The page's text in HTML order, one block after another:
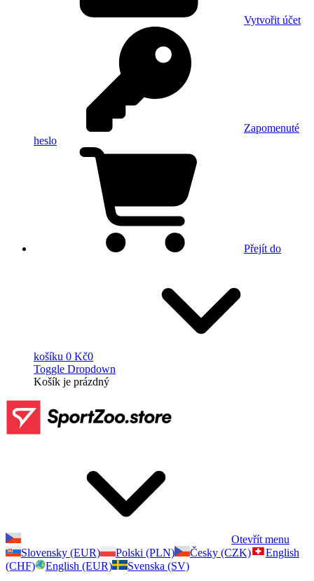
Vytvořit účet
Zapomenuté
heslo
Přejít do
košíku 0 Kč0
Toggle Dropdown
Košík je prázdný
Otevřít menu
Slovensky (EUR)
Polski (PLN) Česky (CZK)
English
(CHF)
English (EUR) Svenska (SV)